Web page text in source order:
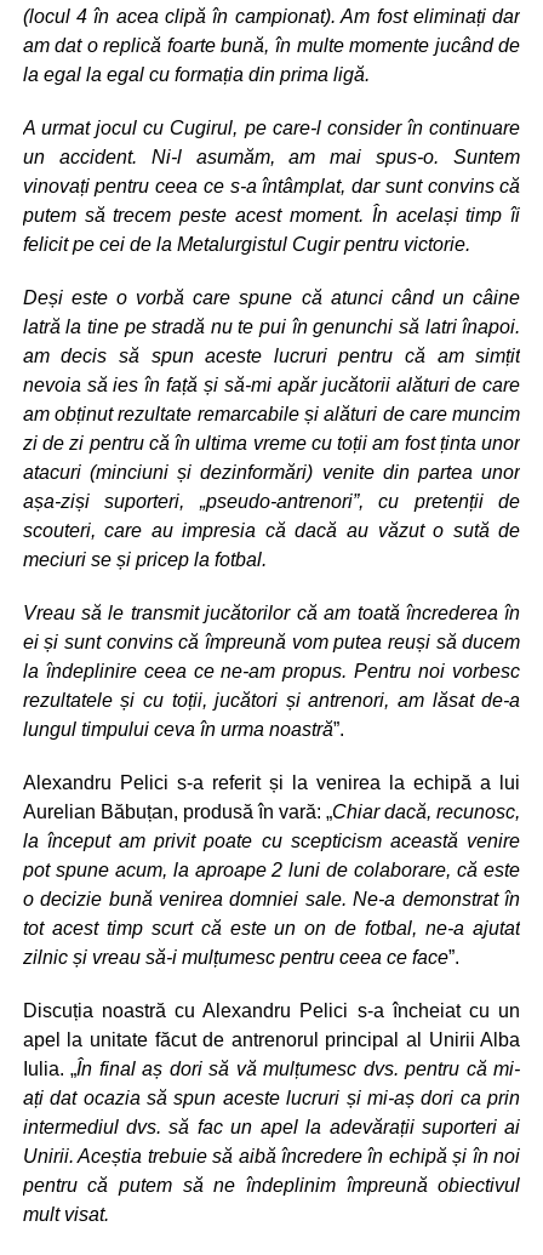
(locul 4 în acea clipă în campionat). Am fost eliminați dar
am dat o replică foarte bună, în multe momente jucând de
la egal la egal cu formația din prima ligă.
A urmat jocul cu Cugirul, pe care-l consider în continuare
un accident. Ni-l asumăm, am mai spus-o. Suntem
vinovați pentru ceea ce s-a întâmplat, dar sunt convins că
putem să trecem peste acest moment. În același timp îi
felicit pe cei de la Metalurgistul Cugir pentru victorie.
Deși este o vorbă care spune că atunci când un câine
latră la tine pe stradă nu te pui în genunchi să latri înapoi.
am decis să spun aceste lucruri pentru că am simțit
nevoia să ies în față și să-mi apăr jucătorii alături de care
am obținut rezultate remarcabile și alături de care muncim
zi de zi pentru că în ultima vreme cu toții am fost ținta unor
atacuri (minciuni și dezinformări) venite din partea unor
așa-ziși suporteri, „pseudo-antrenori”, cu pretenții de
scouteri, care au impresia că dacă au văzut o sută de
meciuri se și pricep la fotbal.
Vreau să le transmit jucătorilor că am toată încrederea în
ei și sunt convins că împreună vom putea reuși să ducem
la îndeplinire ceea ce ne-am propus. Pentru noi vorbesc
rezultatele și cu toții, jucători și antrenori, am lăsat de-a
lungul timpului ceva în urma noastră”.
Alexandru Pelici s-a referit și la venirea la echipă a lui
Aurelian Băbuțan, produsă în vară: „Chiar dacă, recunosc,
la început am privit poate cu scepticism această venire
pot spune acum, la aproape 2 luni de colaborare, că este
o decizie bună venirea domniei sale. Ne-a demonstrat în
tot acest timp scurt că este un on de fotbal, ne-a ajutat
zilnic și vreau să-i mulțumesc pentru ceea ce face”.
Discuția noastră cu Alexandru Pelici s-a încheiat cu un
apel la unitate făcut de antrenorul principal al Unirii Alba
Iulia. „În final aș dori să vă mulțumesc dvs. pentru că mi-
ați dat ocazia să spun aceste lucruri și mi-aș dori ca prin
intermediul dvs. să fac un apel la adevărații suporteri ai
Unirii. Aceștia trebuie să aibă încredere în echipă și în noi
pentru că putem să ne îndeplinim împreună obiectivul
mult visat.